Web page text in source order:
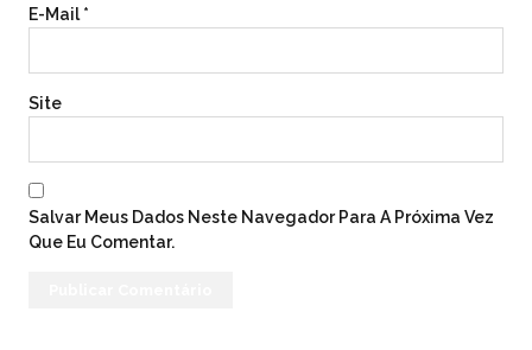
E-Mail*
Site
Salvar Meus Dados Neste Navegador Para A Próxima Vez
Que Eu Comentar.